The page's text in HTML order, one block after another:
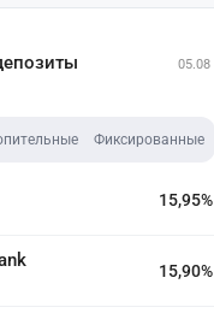
05.08
Фиксированные
15,95%
15,90%